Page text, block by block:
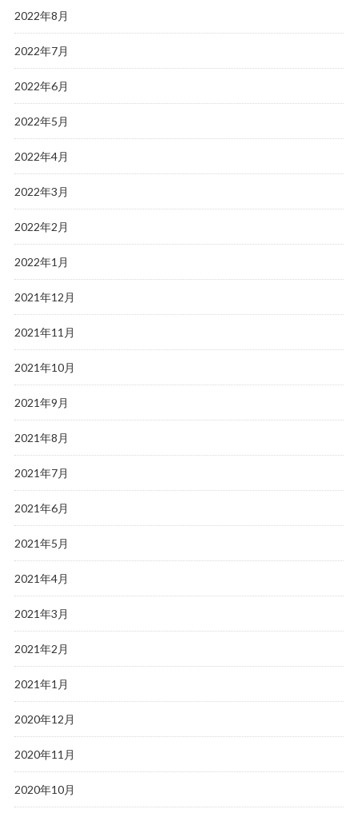
2022年8月
2022年7月
2022年6月
2022年5月
2022年4月
2022年3月
2022年2月
2022年1月
2021年12月
2021年11月
2021年10月
2021年9月
2021年8月
2021年7月
2021年6月
2021年5月
2021年4月
2021年3月
2021年2月
2021年1月
2020年12月
2020年11月
2020年10月